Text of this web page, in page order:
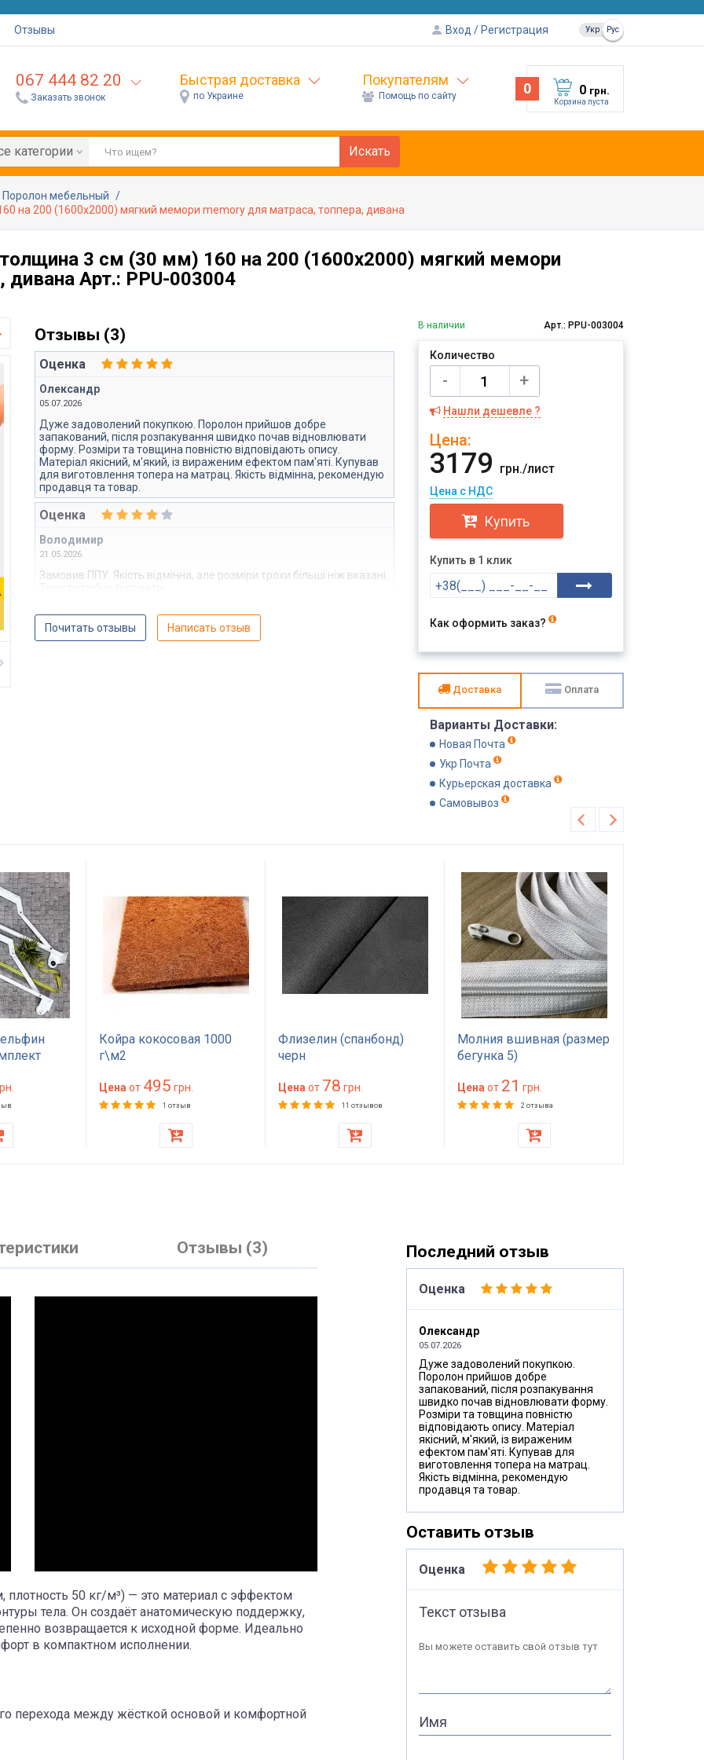
Отзывы Вход Регистрация Укр Рус
067 444 82 20
Заказать звонок
Быстрая доставка
по Украине
Покупателям
Помощь по сайту 0 0 грн.
Корзина пуста
категории Искать
Поролон мебельный
на 200 (1600х2000) мягкий мемори memory для матраса, топпера, дивана
3 см (30 мм) 160 на 200 (1600х2000) мягкий мемори
дивана Арт.: PPU-003004
Отзывы (3)
Оценка
Олександр
05.07.2026
Дуже задоволений покупкою. Поролон прийшов добре
запакований, після розпакування швидко почав відновлювати
форму. Розміри та товщина повністю відповідають опису.
Матеріал якісний, м'який, із вираженим ефектом пам'яті. Купував
для виготовлення топера на матрац. Якість відмінна, рекомендую
продавця та товар.
Оценка
Володимир
21.05.2026
Замовив ППУ. Якість відмінна, але розміри трохи більші ніж вказані.
Почитать отзывы Написать отзыв
В наличии Арт.: PPU-003004
Количество
- +
Нашли дешевле ?
Цена:
3179 грн./лист
Цена с НДС
Купить
Купить в 1 клик
Как оформить заказ?
Доставка Оплата
Варианты Доставки:
Новая Почта
Укр Почта
Курьерская доставка
Самовывоз
Койра кокосовая 1000
г\м2
Цена от 495 грн.
1 отзыв
Флизелин (спанбонд)
черн
Цена от 78 грн.
11 отзывов
Молния вшивная (размер
бегунка 5)
Цена от 21 грн.
2 отзыва
Отзывы (3)
плотность 50 кг/м³) — это материал с эффектом
тела. Он создаёт анатомическую поддержку,
возвращается к исходной форме. Идеально
в компактном исполнении.
перехода между жёсткой основой и комфортной
Последний отзыв
Оценка
Олександр
05.07.2026
Дуже задоволений покупкою.
Поролон прийшов добре
запакований, після розпакування
швидко почав відновлювати форму.
Розміри та товщина повністю
відповідають опису. Матеріал
якісний, м'який, із вираженим
ефектом пам'яті. Купував для
виготовлення топера на матрац.
Якість відмінна, рекомендую
продавця та товар.
Оставить отзыв
Оценка
Текст отзыва
Вы можете оставить свой отзыв тут
Имя